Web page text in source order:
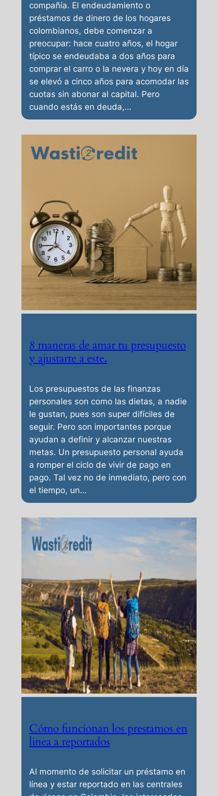
compañía. El endeudamiento o
préstamos de dinero de los hogares
colombianos, debe comenzar a
preocupar: hace cuatro años, el hogar
típico se endeudaba a dos años para
comprar el carro o la nevera y hoy en día
se elevó a cinco años para acomodar las
cuotas sin abonar al capital. Pero
cuando estás en deuda,…
8 maneras de amar tu presupuesto
y ajustarte a este.
Los presupuestos de las finanzas
personales son como las dietas, a nadie
le gustan, pues son super difíciles de
seguir. Pero son importantes porque
ayudan a definir y alcanzar nuestras
metas. Un presupuesto personal ayuda
a romper el ciclo de vivir de pago en
pago. Tal vez no de inmediato, pero con
el tiempo, un…
Cómo funcionan los prestamos en
linea a reportados
Al momento de solicitar un préstamo en
línea y estar reportado en las centrales